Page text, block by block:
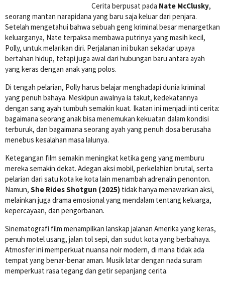
Cerita berpusat pada Nate McClusky,
seorang mantan narapidana yang baru saja keluar dari penjara.
Setelah mengetahui bahwa sebuah geng kriminal besar menargetkan
keluarganya, Nate terpaksa membawa putrinya yang masih kecil,
Polly, untuk melarikan diri. Perjalanan ini bukan sekadar upaya
bertahan hidup, tetapi juga awal dari hubungan baru antara ayah
yang keras dengan anak yang polos.
Di tengah pelarian, Polly harus belajar menghadapi dunia kriminal
yang penuh bahaya. Meskipun awalnya ia takut, kedekatannya
dengan sang ayah tumbuh semakin kuat. Ikatan ini menjadi inti cerita:
bagaimana seorang anak bisa menemukan kekuatan dalam kondisi
terburuk, dan bagaimana seorang ayah yang penuh dosa berusaha
menebus kesalahan masa lalunya.
Ketegangan film semakin meningkat ketika geng yang memburu
mereka semakin dekat. Adegan aksi mobil, perkelahian brutal, serta
pelarian dari satu kota ke kota lain menambah adrenalin penonton.
Namun, She Rides Shotgun (2025) tidak hanya menawarkan aksi,
melainkan juga drama emosional yang mendalam tentang keluarga,
kepercayaan, dan pengorbanan.
Sinematografi film menampilkan lanskap jalanan Amerika yang keras,
penuh motel usang, jalan tol sepi, dan sudut kota yang berbahaya.
Atmosfer ini memperkuat nuansa noir modern, di mana tidak ada
tempat yang benar-benar aman. Musik latar dengan nada suram
memperkuat rasa tegang dan getir sepanjang cerita.